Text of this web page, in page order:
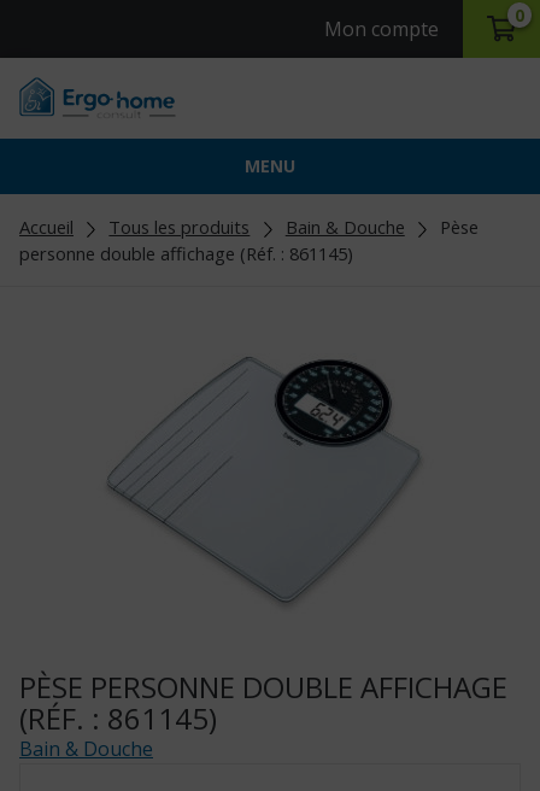
Mon compte
0
MENU
Accueil Tous les produits Bain & Douche
Pèse
personne double affichage (Réf. : 861145)
PÈSE PERSONNE DOUBLE AFFICHAGE
(RÉF. : 861145)
Bain & Douche